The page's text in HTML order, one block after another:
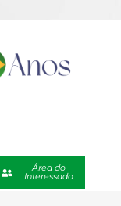
Área do
Interessado